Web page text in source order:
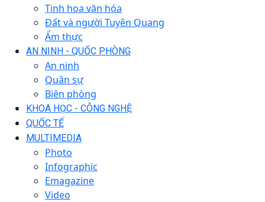
Tinh hoa văn hóa
Đất và người Tuyên Quang
Ẩm thực
AN NINH - QUỐC PHÒNG
An ninh
Quân sự
Biên phòng
KHOA HỌC - CÔNG NGHỆ
QUỐC TẾ
MULTIMEDIA
Photo
Infographic
Emagazine
Video